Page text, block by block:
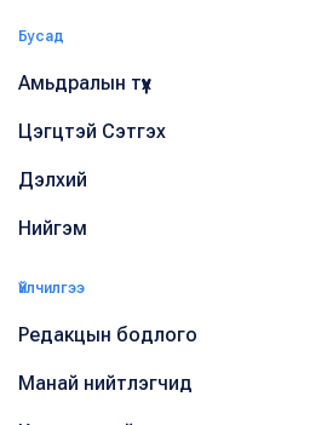
Бусад
Амьдралын түүх
Цэгцтэй Сэтгэх
Дэлхий
Нийгэм
Үйлчилгээ
Редакцын бодлого
Манай нийтлэгчид